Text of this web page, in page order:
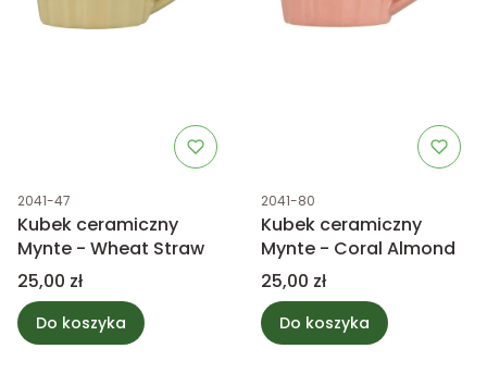
Kod produktu
2041-47
Kubek ceramiczny
Mynte - Wheat Straw
Cena
25,00 zł
Do koszyka
Kod produktu
2041-80
Kubek ceramiczny
Mynte - Coral Almond
Cena
25,00 zł
Do koszyka